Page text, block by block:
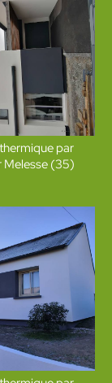
par
Melesse (35)